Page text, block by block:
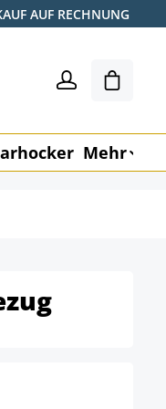
AUF RECHNUNG
Mehr